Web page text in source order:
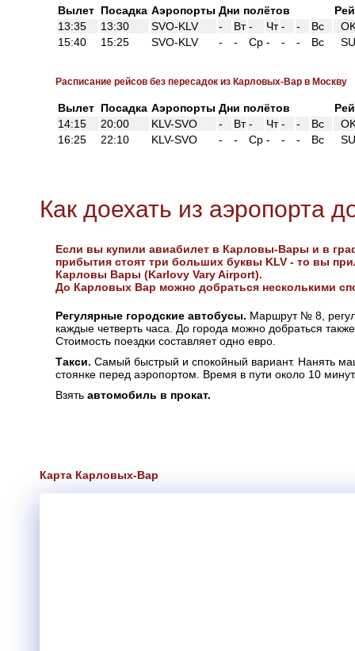
Вылет Посадка Аэропорты Дни полётов
13:35
13:30 SVO-KLV - Вт - Чт - - Вс
15:40
15:25 SVO-KLV - - Ср - - - Вс
Расписание рейсов без пересадок из Карловых-Вар в Москву
Вылет Посадка Аэропорты Дни полётов
14:15
20:00 KLV-SVO - Вт - Чт - - Вс
16:25
22:10 KLV-SVO - - Ср - - - Вс
Как доехать из аэропорта
Если вы купили авиабилет в Карловы-Вары и в
прибытия стоят три больших буквы KLV - то вы
Карловы Вары (Karlovy Vary Airport).
До Карловых Вар можно добраться несколькими
Регулярные городские автобусы. Маршрут № 8,
каждые четверть часа. До города можно добраться
Стоимость поездки составляет одно евро.
Такси. Самый быстрый и спокойный вариант. Нанять
стоянке перед аэропортом. Время в пути около 10
Взять автомобиль в прокат.
Карта Карловых-Вар